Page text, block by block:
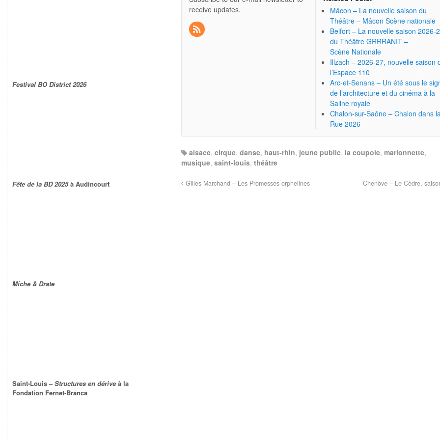
receive updates.
Mâcon – La nouvelle saison du
Théâtre – Mâcon Scène nationale
Belfort – La nouvelle saison 2026-
du Théâtre GRRRANIT –
Scène Nationale
Illzach – 2026-27, nouvelle saison
l’Espace 110
Arc-et-Senans – Un été sous le
de l’architecture et du cinéma à la
Saline royale
Chalon-sur-Saône – Chalon dans la
Rue 2026
alsace,cirque,danse, haut-rhin, jeune public, la coupole, marionnette,
musique,saint-louis,théâtre
Gilles Marchand – Les Promesses orphelines Chenôve – Le Cèdre,
Festival BO District 2026
Fête de la BD 2025à Audincourt
Miche & Drate
Saint-Louis –Structures en dérive à la
Fondation Fernet-Branca